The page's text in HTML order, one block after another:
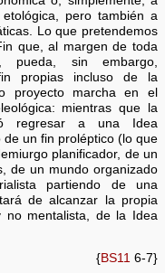
pero también a
Lo que pretendemos
que, al margen de toda
pueda, sin embargo,
propias incluso de la
proyecto marcha en el
mientras que la
regresar a una Idea
un fin proléptico (lo que
planificador, de un
de un mundo organizado
partiendo de una
de alcanzar la propia
no mentalista, de la Idea
{BS116-7}